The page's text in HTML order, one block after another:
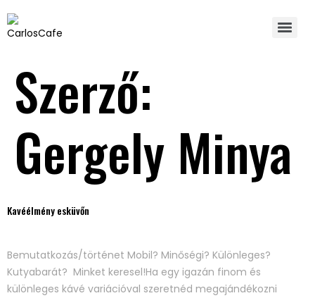
Szerző:
Gergely Minya
Kavéélmény esküvőn
Bemutatkozás/történet Mobil? Minőségi? Különleges?
Kutyabarát? Minket keresel!Ha egy igazán finom és
különleges kávé variációval szeretnéd megajándékozni